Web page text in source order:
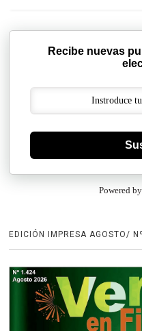
Recibe nuevas
Powered by
EDICIÓN IMPRESA AGOSTO/